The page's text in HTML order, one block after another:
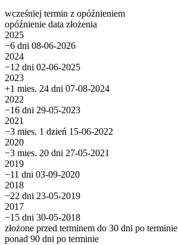
wcześniej termin z opóźnieniem
opóźnienie data złożenia
2025
−6 dni 08-06-2026
2024
−12 dni 02-06-2025
2023
+1 mies. 24 dni 07-08-2024
2022
−16 dni 29-05-2023
2021
−3 mies. 1 dzień 15-06-2022
2020
−3 mies. 20 dni 27-05-2021
2019
−11 dni 03-09-2020
2018
−22 dni 23-05-2019
2017
−15 dni 30-05-2018
złożone przed terminem do 30 dni po terminie
ponad 90 dni po terminie